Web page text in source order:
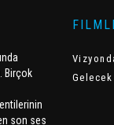
Birçok
son ses